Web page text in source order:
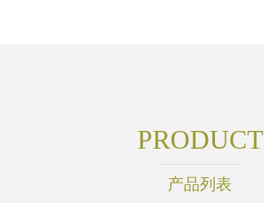
PRODUCT
产品列表